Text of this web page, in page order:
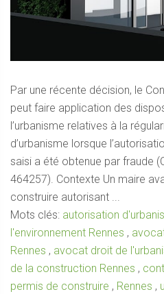
Par une récente décision, le
peut faire application des
l’urbanisme relatives à la
d’urbanisme lorsque
saisi a été obtenue par fraude
464257). Contexte Un maire
construire autorisant ...
Mots clés: autorisation
l'environnement Rennes ,
Rennes , avocat droit de
de la construction Rennes ,
permis de construire , Rennes ,